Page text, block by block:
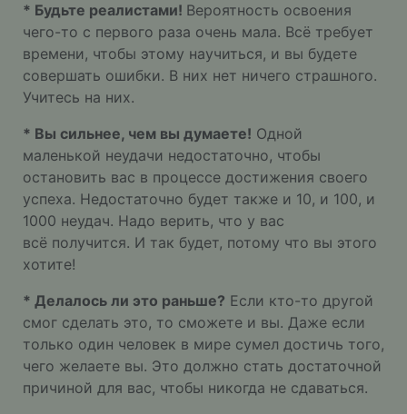
* Будьте реалистами! Вероятность освоения
чего-то с первого раза очень мала. Всё требует
времени, чтобы этому научиться, и вы будете
совершать ошибки. В них нет ничего страшного.
Учитесь на них.
* Вы сильнее, чем вы думаете! Одной
маленькой неудачи недостаточно, чтобы
остановить вас в процессе достижения своего
успеха. Недостаточно будет также и 10, и 100, и
1000 неудач. Надо верить, что у вас
всё получится. И так будет, потому что вы этого
хотите!
* Делалось ли это раньше? Если кто-то другой
смог сделать это, то сможете и вы. Даже если
только один человек в мире сумел достичь того,
чего желаете вы. Это должно стать достаточной
причиной для вас, чтобы никогда не сдаваться.